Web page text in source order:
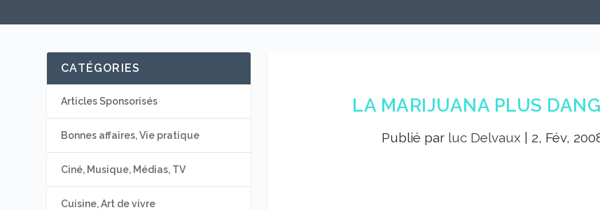
LA MARIJUANA PLUS
Publié par luc Delvaux 2, Fév,
CATÉGORIES
Articles Sponsorisés
Bonnes affaires, Vie pratique
Ciné, Musique, Médias, TV
Cuisine, Art de vivre